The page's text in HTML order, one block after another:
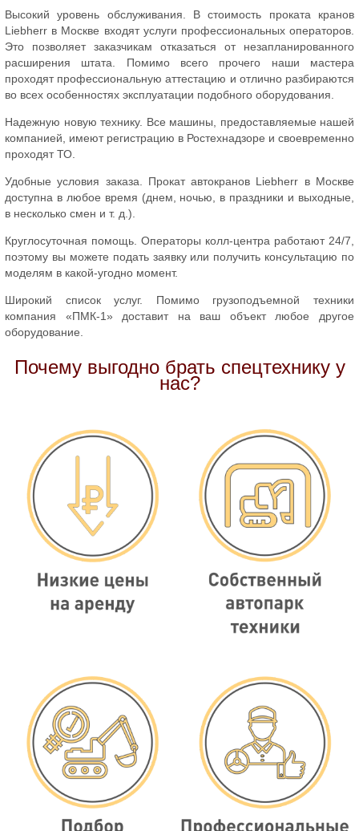
Высокий уровень обслуживания. В стоимость проката кранов
Liebherr в Москве входят услуги профессиональных операторов.
Это позволяет заказчикам отказаться от незапланированного
расширения штата. Помимо всего прочего наши мастера
проходят профессиональную аттестацию и отлично разбираются
во всех особенностях эксплуатации подобного оборудования.
Надежную новую технику. Все машины, предоставляемые нашей
компанией, имеют регистрацию в Ростехнадзоре и своевременно
проходят ТО.
Удобные условия заказа. Прокат автокранов Liebherr в Москве
доступна в любое время (днем, ночью, в праздники и выходные,
в несколько смен и т. д.).
Круглосуточная помощь. Операторы колл-центра работают 24/7,
поэтому вы можете подать заявку или получить консультацию по
моделям в какой-угодно момент.
Широкий список услуг. Помимо грузоподъемной техники
компания «ПМК-1» доставит на ваш объект любое другое
оборудование.
Почему выгодно брать спецтехнику у
нас?